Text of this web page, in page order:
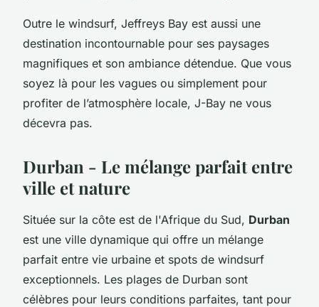
Outre le windsurf, Jeffreys Bay est aussi une
destination incontournable pour ses paysages
magnifiques et son ambiance détendue. Que vous
soyez là pour les vagues ou simplement pour
profiter de l’atmosphère locale, J-Bay ne vous
décevra pas.
Durban - Le mélange parfait entre
ville et nature
Située sur la côte est de l'Afrique du Sud, Durban
est une ville dynamique qui offre un mélange
parfait entre vie urbaine et spots de windsurf
exceptionnels. Les plages de Durban sont
célèbres pour leurs conditions parfaites, tant pour